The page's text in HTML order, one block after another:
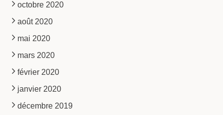
octobre 2020
août 2020
mai 2020
mars 2020
février 2020
janvier 2020
décembre 2019